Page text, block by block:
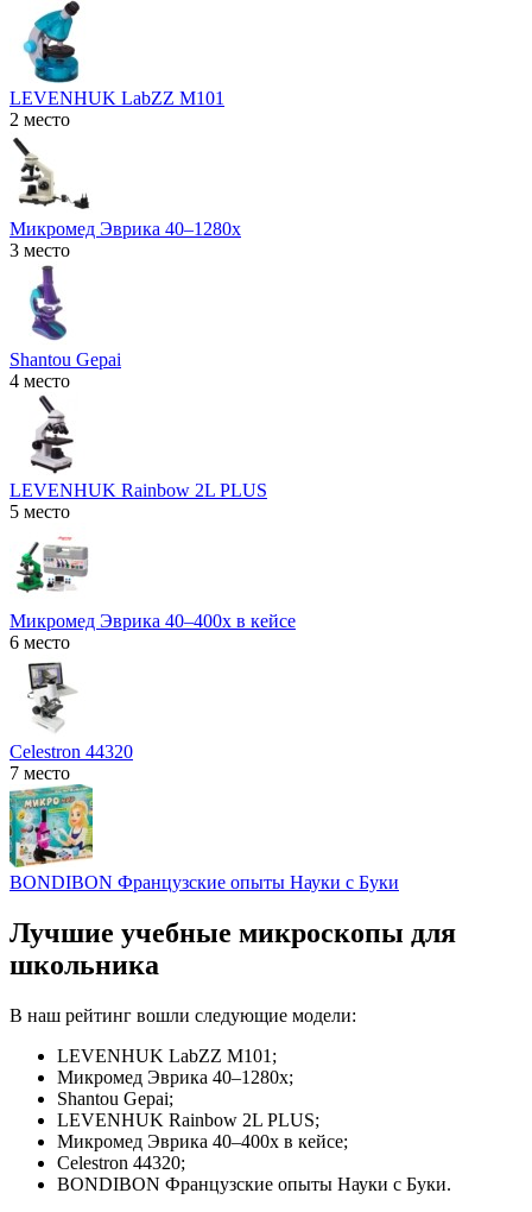
LEVENHUK LabZZ M101
2 место
Микромед Эврика 40–1280х
3 место
Shantou Gepai
4 место
LEVENHUK Rainbow 2L PLUS
5 место
Микромед Эврика 40–400х в кейсе
6 место
Celestron 44320
7 место
BONDIBON Французские опыты Науки с Буки
Лучшие учебные микроскопы для
школьника
В наш рейтинг вошли следующие модели:
LEVENHUK LabZZ M101;
Микромед Эврика 40–1280х;
Shantou Gepai;
LEVENHUK Rainbow 2L PLUS;
Микромед Эврика 40–400х в кейсе;
Celestron 44320;
BONDIBON Французские опыты Науки с Буки.